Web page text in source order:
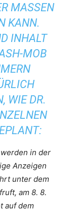
MASSEN
KANN.
INHALT
MOB
WIE DR.
in der
Anzeigen
unter dem
am 8. 8.
auf dem